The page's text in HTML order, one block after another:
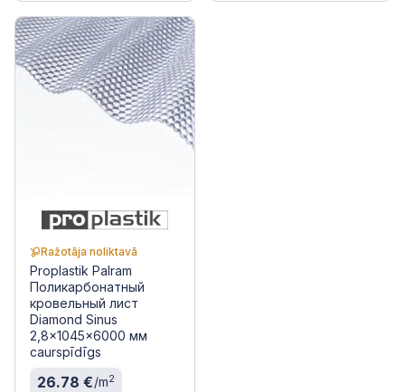
Ražotāja noliktavā
Proplastik Palram
Поликарбонатный
кровельный лист
Diamond Sinus
2,8x1045x6000 мм
caurspīdīgs
26.78 €/m2